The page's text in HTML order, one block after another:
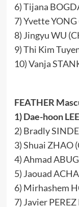
6) Tijana
7) Yvette
8) Jingyu WU
9) Thi Kim
10) Vanja
FEATHER
1) Dae-hoon
2) Bradly
3) Shuai ZHAO
4) Ahmad
5) Jaouad
6) Mirhashem
7) Javier